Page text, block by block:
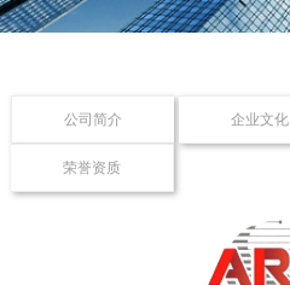
公司简介 企业文化
荣誉资质